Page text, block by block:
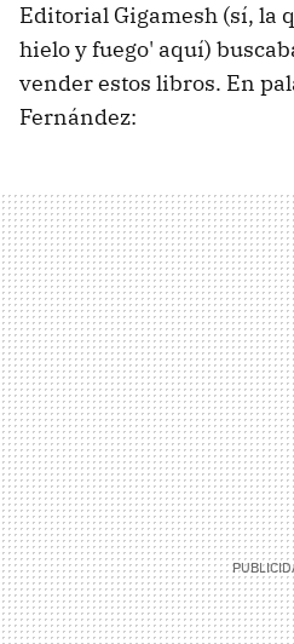
Editorial Gigamesh (sí, la
hielo y fuego' aquí)
vender estos libros. En
Fernández: